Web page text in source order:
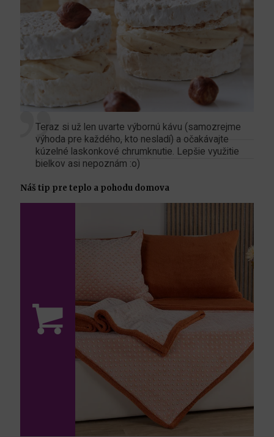
Teraz si už len uvarte výbornú kávu (samozrejme
výhoda pre každého, kto nesladí) a očakávajte
kúzelné laskonkové chrumknutie. Lepšie využitie
bielkov asi nepoznám :o)
Náš tip pre teplo a pohodu domova